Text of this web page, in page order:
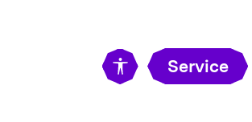
Service